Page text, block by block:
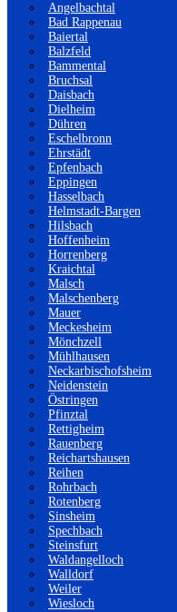
Angelbachtal
Bad Rappenau
Baiertal
Balzfeld
Bammental
Bruchsal
Daisbach
Dielheim
Dühren
Eschelbronn
Ehrstädt
Epfenbach
Eppingen
Hasselbach
Helmstadt-Bargen
Hilsbach
Hoffenheim
Horrenberg
Kraichtal
Malsch
Malschenberg
Mauer
Meckesheim
Mönchzell
Mühlhausen
Neckarbischofsheim
Neidenstein
Östringen
Pfinztal
Rettigheim
Rauenberg
Reichartshausen
Reihen
Rohrbach
Rotenberg
Sinsheim
Spechbach
Steinsfurt
Waldangelloch
Walldorf
Weiler
Wiesloch